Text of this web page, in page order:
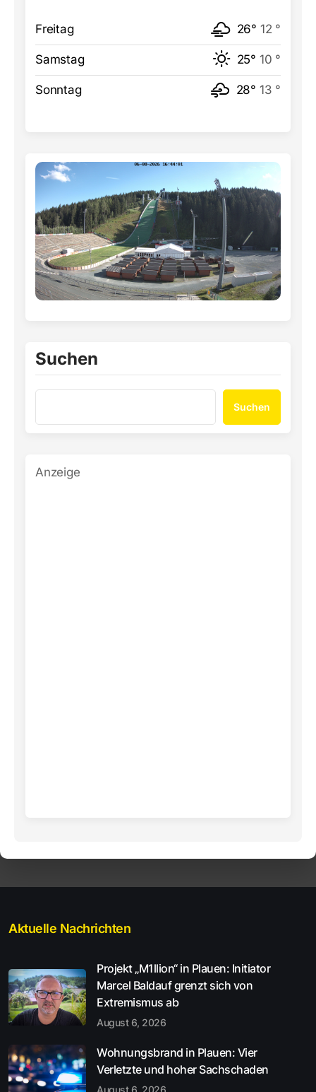
Freitag 26° 12 °
Samstag 25° 10 °
Sonntag 28° 13 °
Suchen
Suchen
Anzeige
Aktuelle Nachrichten
Projekt „M1llion“ in Plauen: Initiator
Marcel Baldauf grenzt sich von
Extremismus ab
August 6, 2026
Wohnungsbrand in Plauen: Vier
Verletzte und hoher Sachschaden
August 6, 2026